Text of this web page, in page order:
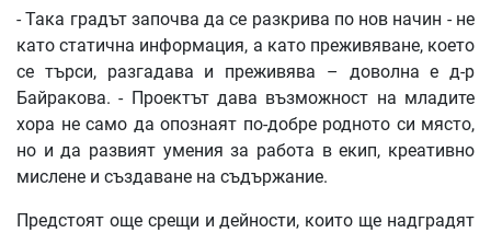
- Така градът започва да се разкрива по нов начин - не
като статична информация, а като преживяване, което
се търси, разгадава и преживява – доволна е д-р
Байракова. - Проектът дава възможност на младите
хора не само да опознаят по-добре родното си място,
но и да развият умения за работа в екип, креативно
мислене и създаване на съдържание.
Предстоят още срещи и дейности, които ще надградят